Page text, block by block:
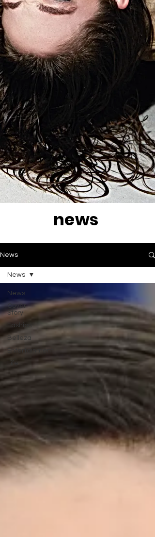
news
News
News
Cover
Story
Fashion
Belleza
Entertainment
Life
News